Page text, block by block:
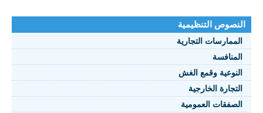
التنظيمية
التجارية
وقمع الغش
الخارجية
العمومية